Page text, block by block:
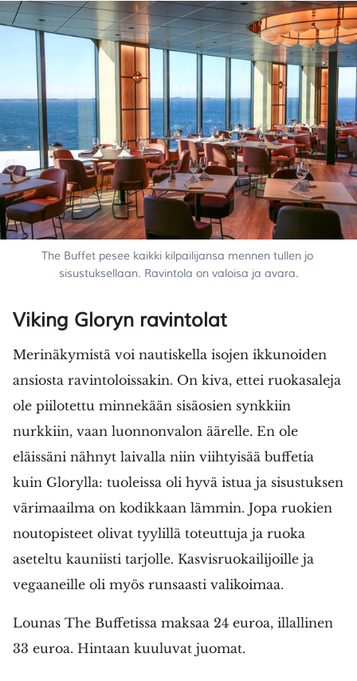
The Buffet pesee kaikki kilpailijansa mennen tullen jo
sisustuksellaan. Ravintola on valoisa ja avara.
Viking Gloryn ravintolat
Merinäkymistä voi nautiskella isojen ikkunoiden
ansiosta ravintoloissakin. On kiva, ettei ruokasaleja
ole piilotettu minnekään sisäosien synkkiin
nurkkiin, vaan luonnonvalon äärelle. En ole
eläissäni nähnyt laivalla niin viihtyisää buffetia
kuin Glorylla: tuoleissa oli hyvä istua ja sisustuksen
värimaailma on kodikkaan lämmin. Jopa ruokien
noutopisteet olivat tyylillä toteuttuja ja ruoka
aseteltu kauniisti tarjolle. Kasvisruokailijoille ja
vegaaneille oli myös runsaasti valikoimaa.
Lounas The Buffetissa maksaa 24 euroa, illallinen
33 euroa. Hintaan kuuluvat juomat.